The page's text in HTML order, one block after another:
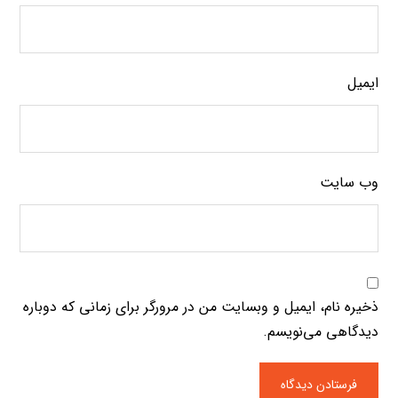
ایمیل
وب‌ سایت
ذخیره نام، ایمیل و وبسایت من در مرورگر برای زمانی که دوباره
دیدگاهی می‌نویسم.